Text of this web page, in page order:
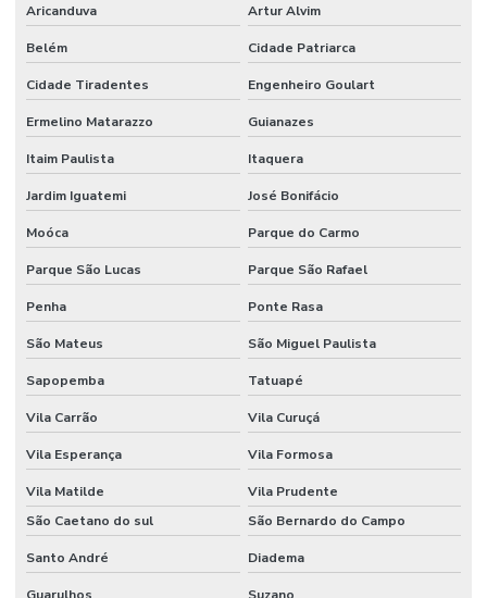
Frasco roller
Frasco roux
Freezer para laboratório
Haste magnética
Haste magnética flexível
Homogeneizador tipo stomacher
Hplc equipamento
Incubadora laboratório
Incubadora Shaker
Kit para análise de água
Kit de vidrarias para laboratório
Lamínula de vidro
Aricanduva Artur Alvim
Belém Cidade Patriarca
Cidade Tiradentes Engenheiro Goulart
Ermelino Matarazzo Guianazes
Itaim Paulista Itaquera
Jardim Iguatemi José Bonifácio
Moóca Parque do Carmo
Parque São Lucas Parque São Rafael
Penha Ponte Rasa
São Mateus São Miguel Paulista
Sapopemba Tatuapé
Vila Carrão Vila Curuçá
Vila Esperança Vila Formosa
Vila Matilde
Vila Prudente
São Caetano do sul
São Bernardo do Campo
Santo André Diadema
Guarulhos Suzano